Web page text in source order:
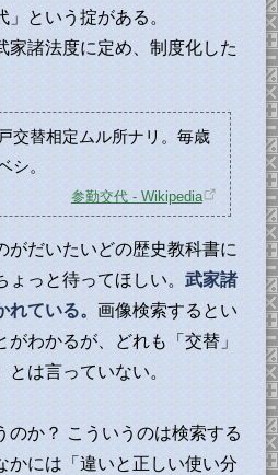
という掟がある。
諸法度に定め、制度化した
交替相定ムル所ナリ。毎歳
シ。
参勤交代 - Wikipedia
だいたいどの歴史教科書に
ょっと待ってほしい。武家諸
れている。画像検索するとい
わかるが、どれも「交替」
は言っていない。
か？ こういうのは検索する
かには「違いと正しい使い分